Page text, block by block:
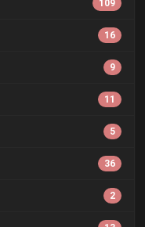
109
16
9
11
5
36
2